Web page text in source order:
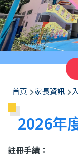
導
航
連
首頁 家長資訊
2026年
註冊手續 ：